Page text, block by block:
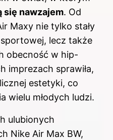
się nawzajem. Od
Maxy nie tylko stały
lecz także
obecność w hip-
imprezach sprawiła,
estetyki, co
wielu młodych ludzi.
ulubionych
Nike Air Max BW,